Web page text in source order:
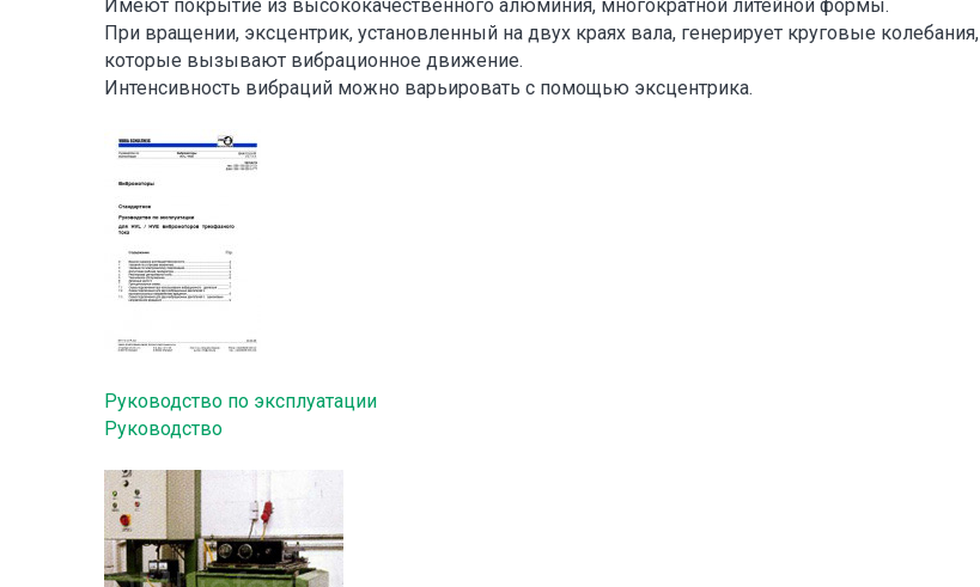
Имеют покрытие из высококачественного алюминия, многократной литейной формы.
При вращении, эксцентрик, установленный на двух краях вала, генерирует круговые колебания,
которые вызывают вибрационное движение.
Интенсивность вибраций можно варьировать с помощью эксцентрика.
Руководство по эксплуатации
Руководство